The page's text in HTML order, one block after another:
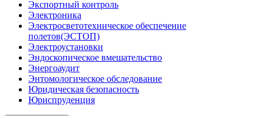
Экспортный контроль
Электроника
Электросветотехническое обеспечение
полетов(ЭСТОП)
Электроустановки
Эндоскопическое вмешательство
Энергоаудит
Энтомологическое обследование
Юридическая безопасность
Юриспруденция